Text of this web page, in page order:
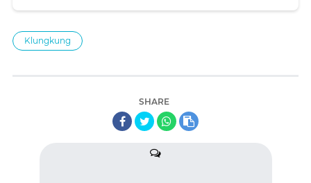
Klungkung
SHARE